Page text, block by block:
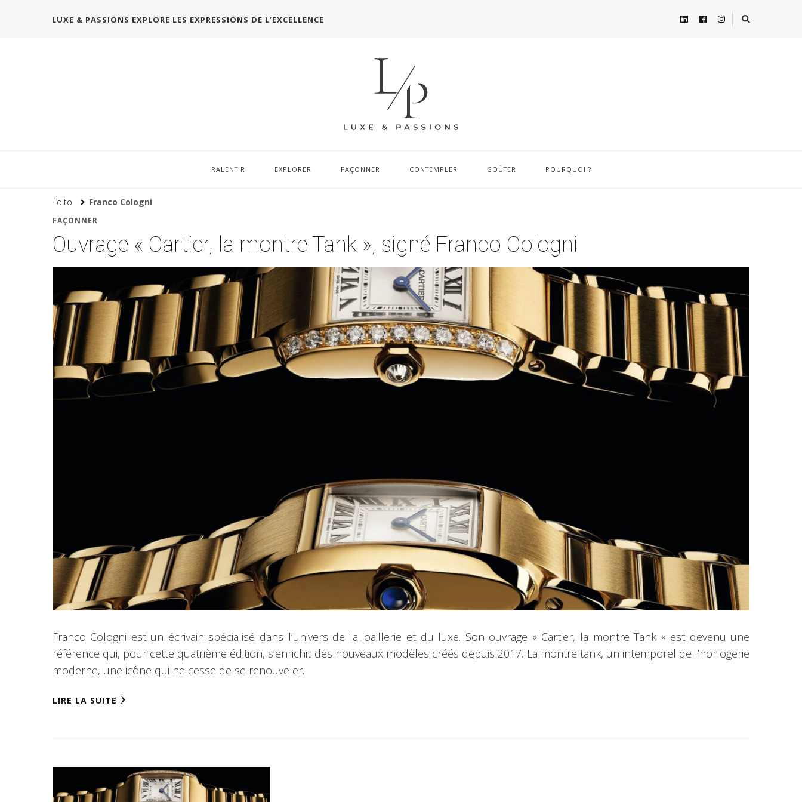
LUXE & PASSIONS EXPLORE LES EXPRESSIONS DE L’EXCELLENCE
RALENTIR EXPLORER FAÇONNER CONTEMPLER GOÛTER POURQUOI ?
Édito Franco Cologni
FAÇONNER
Ouvrage « Cartier, la montre Tank », signé Franco Cologni
Franco Cologni est un écrivain spécialisé dans l’univers de la joaillerie et du luxe. Son ouvrage « Cartier, la montre Tank » est devenu une
référence qui, pour cette quatrième édition, s’enrichit des nouveaux modèles créés depuis 2017. La montre tank, un intemporel de l’horlogerie
moderne, une icône qui ne cesse de se renouveler.
LIRE LA SUITE